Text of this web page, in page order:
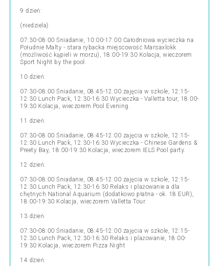
9 dzień:
(niedziela)
07:30-08:00 Śniadanie, 10:00-17:00 Całodniowa wycieczka na
Południe Malty - stara rybacka miejscowość Marsaxlokk
(możliwość kąpieli w morzu), 18:00-19:30 Kolacja, wieczorem
Sport Night by the pool.
10 dzień:
07:30-08:00 Śniadanie, 08:45-12:00 zajęcia w szkole, 12:15-
12:30 Lunch Pack, 12:30-16:30 Wycieczka - Valletta tour, 18:00-
19:30 Kolacja, wieczorem Pool Evening.
11 dzień:
07:30-08:00 Śniadanie, 08:45-12:00 zajęcia w szkole, 12:15-
12:30 Lunch Pack, 12:30-16:30 Wycieczka - Chinese Gardens &
Preety Bay, 18:00-19:30 Kolacja, wieczorem IELS Pool party.
12 dzień:
07:30-08:00 Śniadanie, 08:45-12:00 zajęcia w szkole, 12:15-
12:30 Lunch Pack, 12:30-16:30 Relaks i plażowanie a dla
chętnych National Aquarium (dodatkowo płatna - ok. 18 EUR),
18:00-19:30 Kolacja, wieczorem Valletta Tour.
13 dzień:
07:30-08:00 Śniadanie, 08:45-12:00 zajęcia w szkole, 12:15-
12:30 Lunch Pack, 12:30-16:30 Relaks i plażowanie, 18:00-
19:30 Kolacja, wieczorem Pizza Night
14 dzień: